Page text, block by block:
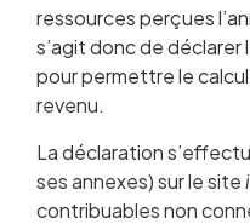
ressources perçues
s’agit donc de déclarer
pour permettre le
revenu.
La déclaration
ses annexes) sur le site
contribuables non